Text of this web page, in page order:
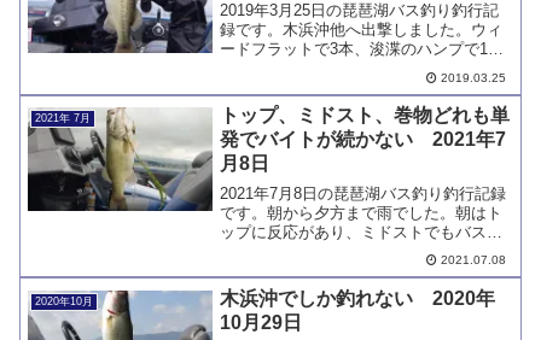
2019年3月25日の琵琶湖バス釣り釣行記
録です。木浜沖他へ出撃しました。ウィ
ードフラットで3本、浚渫のハンプで1
本、合計4本キャッチしました。もう1本
取れていればリミットメイクでしたが、
達成できませんでした。
2019.03.25
2021年 7月
トップ、ミドスト、巻物どれも単
発でバイトが続かない 2021年7
月8日
2021年7月8日の琵琶湖バス釣り釣行記録
です。朝から夕方まで雨でした。朝はト
ップに反応があり、ミドストでもバスを
キャッチして、スピナーベイトを巻いて
も釣れました。ただしどれも単発でキャ
ッチ数は伸びませんでした。
2021.07.08
2020年10月
木浜沖でしか釣れない 2020年
10月29日